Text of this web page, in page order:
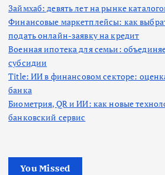
Займхаб: девять лет на рынке
Финансовые маркетплейсы: как
подать онлайн-заявку на кредит
Военная ипотека для семьи:
субсидии
Title: ИИ в финансовом секторе:
банка
Биометрия, QR и ИИ: как новые
банковский сервис
You Missed